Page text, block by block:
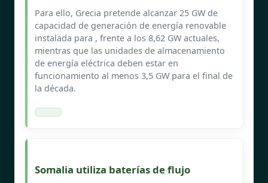
Para ello, Grecia pretende alcanzar 25 GW de
capacidad de generación de energía renovable
instalada para , frente a los 8,62 GW actuales,
mientras que las unidades de almacenamiento
de energía eléctrica deben estar en
funcionamiento al menos 3,5 GW para el final de
la década.
Somalia utiliza baterías de flujo